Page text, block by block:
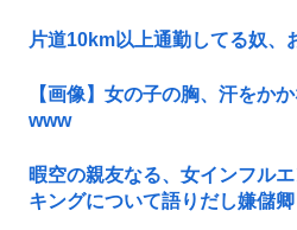
片道10km以上通勤してる奴、
【画像】女の子の胸、汗をか
www
暇空の親友なる、女インフル
キングについて語りだし嫌儲